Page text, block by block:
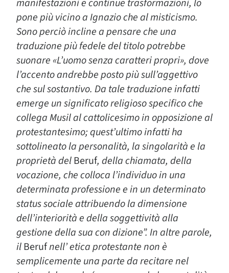
manifestazioni e continue trasformazioni, lo
pone più vicino a Ignazio che al misticismo.
Sono perciò incline a pensare che una
traduzione più fedele del titolo potrebbe
suonare «L’uomo senza caratteri propri», dove
l’accento andrebbe posto più sull’aggettivo
che sul sostantivo. Da tale traduzione infatti
emerge un significato religioso specifico che
collega Musil al cattolicesimo in opposizione al
protestantesimo; quest’ultimo infatti ha
sottolineato la personalità, la singolarità e la
proprietà delBeruf, della chiamata, della
vocazione, che colloca l’individuo in una
determinata professione e in un determinato
status sociale attribuendo la dimensione
dell’interiorità e della soggettività alla
gestione della sua con dizione”. In altre parole,
ilBerufnell’ etica protestante non è
semplicemente una parte da recitare nel